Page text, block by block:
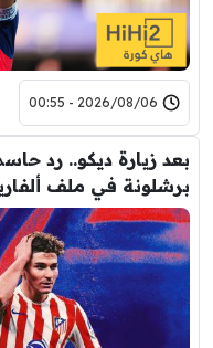
2026/08/06 - 00:55
بعد زيارة ديكو.. رد
برشلونة في ملف